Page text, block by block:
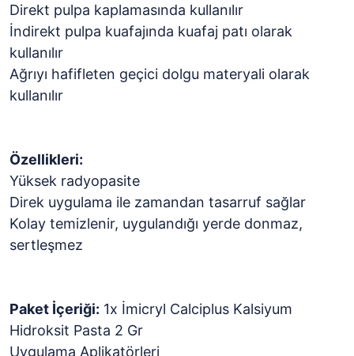
Direkt pulpa kaplamasında kullanılır
İndirekt pulpa kuafajında kuafaj patı olarak
kullanılır
Ağrıyı hafifleten geçici dolgu materyali olarak
kullanılır
Özellikleri:
Yüksek radyopasite
Direk uygulama ile zamandan tasarruf sağlar
Kolay temizlenir, uygulandığı yerde donmaz,
sertleşmez
Paket İçeriği: 1x İmicryl Calciplus Kalsiyum
Hidroksit Pasta 2 Gr
Uygulama Aplikatörleri